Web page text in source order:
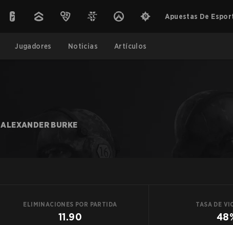
Apuestas De
Jugadores Noticias Artículos
ALEXANDER BURKE
ELIMINACIONES POR PARTIDA
11.90
TASA DE